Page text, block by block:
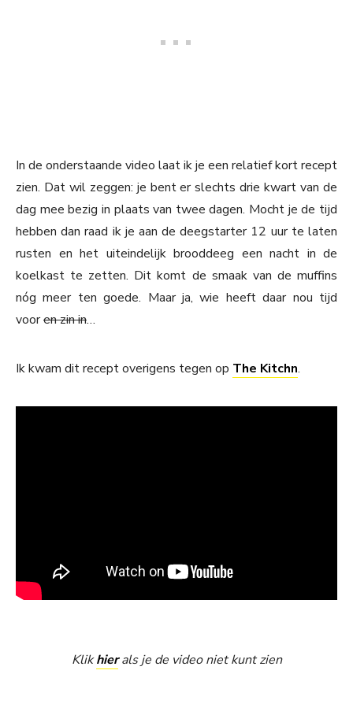
In de onderstaande video laat ik je een relatief kort recept
zien. Dat wil zeggen: je bent er slechts drie kwart van de
dag mee bezig in plaats van twee dagen. Mocht je de tijd
hebben dan raad ik je aan de deegstarter 12 uur te laten
rusten en het uiteindelijk brooddeeg een nacht in de
koelkast te zetten. Dit komt de smaak van de muffins
nóg meer ten goede. Maar ja, wie heeft daar nou tijd
vooren zin in…
Ik kwam dit recept overigens tegen op The Kitchn.
Klikhierals je de video niet kunt zien